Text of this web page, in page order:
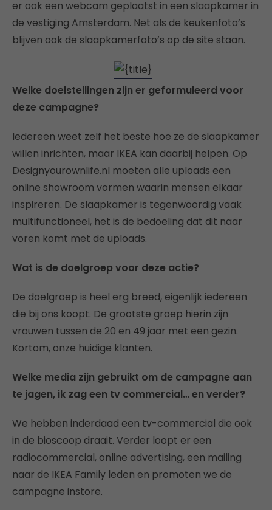
er ook een webcam geplaatst in een slaapkamer in
de vestiging Amsterdam. Net als de keukenfoto’s
blijven ook de slaapkamerfoto’s op de site staan.
Welke doelstellingen zijn er geformuleerd voor
deze campagne?
Iedereen weet zelf het beste hoe ze de slaapkamer
willen inrichten, maar IKEA kan daarbij helpen. Op
Designyourownlife.nl moeten alle uploads een
online showroom vormen waarin mensen elkaar
inspireren. De slaapkamer is tegenwoordig vaak
multifunctioneel, het is de bedoeling dat dit naar
voren komt met de uploads.
Wat is de doelgroep voor deze actie?
De doelgroep is heel erg breed, eigenlijk iedereen
die bij ons koopt. De grootste groep hierin zijn
vrouwen tussen de 20 en 49 jaar met een gezin.
Kortom, onze huidige klanten.
Welke media zijn gebruikt om de campagne aan
te jagen, ik zag een tv commercial… en verder?
We hebben inderdaad een tv-commercial die ook
in de bioscoop draait. Verder loopt er een
radiocommercial, online advertising, een mailing
naar de IKEA Family leden en promoten we de
campagne instore.